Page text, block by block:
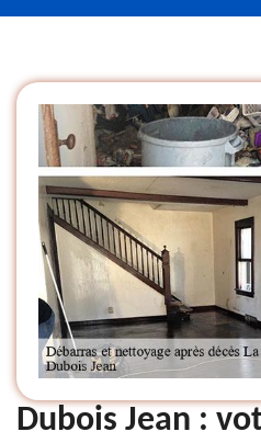
Dubois Jean :